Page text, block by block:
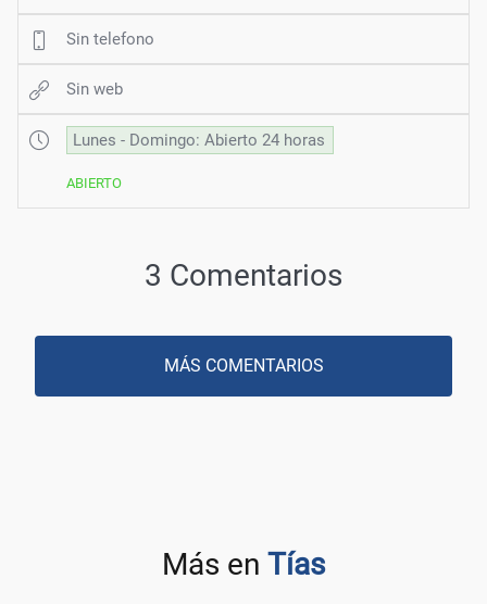
Sin telefono
Sin web
Lunes - Domingo: Abierto 24 horas
ABIERTO
3 Comentarios
MÁS COMENTARIOS
Más en Tías